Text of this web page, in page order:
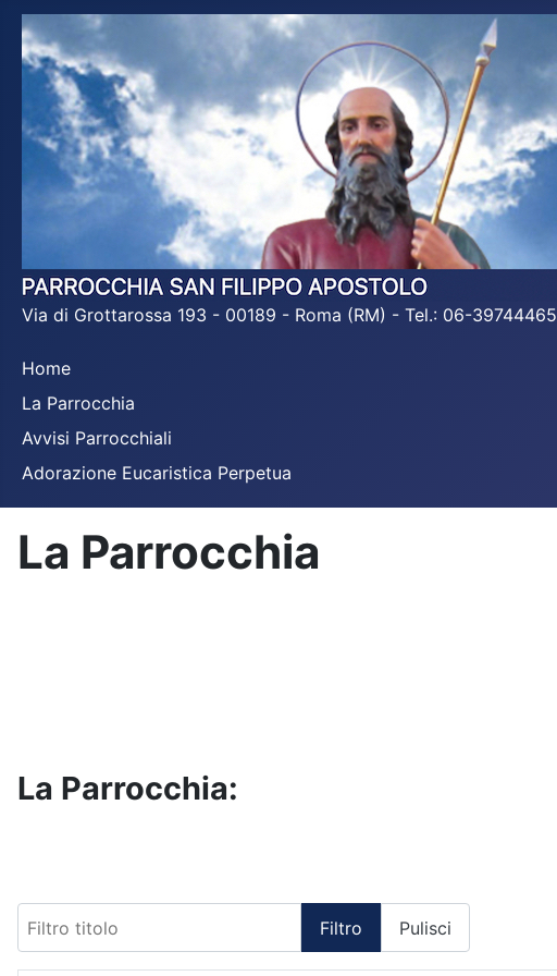
Via di Grottarossa 193 - 00189 - Roma (RM) - Tel.: 06-39744465
Home
La Parrocchia
Avvisi Parrocchiali
Adorazione Eucaristica Perpetua
La Parrocchia
La Parrocchia:
Filtro Pulisci